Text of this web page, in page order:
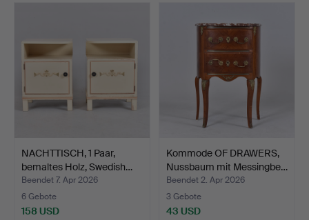
NACHTTISCH, 1 Paar,
bemaltes Holz, Swedish…
Beendet 7. Apr 2026
6 Gebote
158 USD
Kommode OF DRAWERS,
Nussbaum mit Messingbe…
Beendet 2. Apr 2026
3 Gebote
43 USD